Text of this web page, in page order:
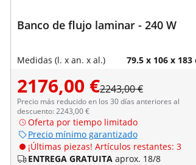
Banco de flujo laminar - 240 W
Medidas (l. x an. x al.) 79.5 x 106 x 183
2176,00 €2243,00 €
Precio más reducido en los 30 días anteriores al
descuento: 2243,00 €
Oferta por tiempo limitado
Precio mínimo garantizado
¡Últimas piezas! Artículos restantes: 3
ENTREGA GRATUITA aprox. 18/8